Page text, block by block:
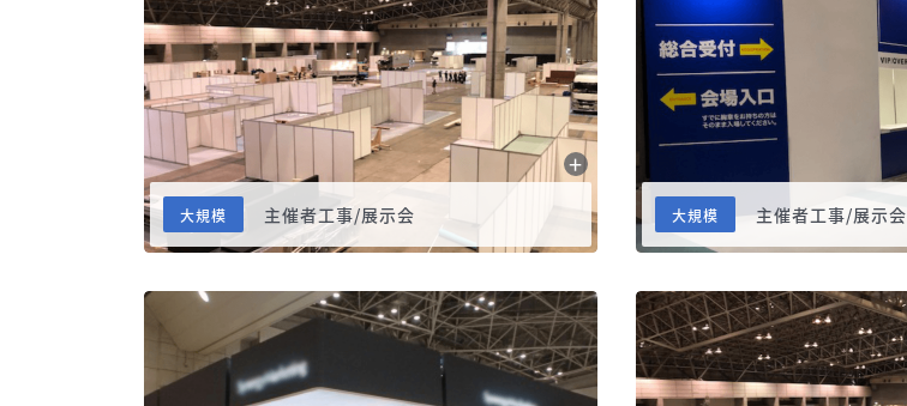
大規模 主催者工事/展示会 大規模 主催者工事/展示会